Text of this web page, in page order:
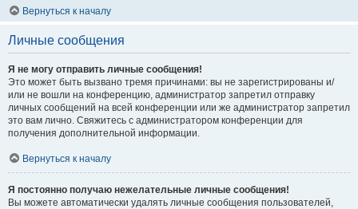
Вернуться к началу
Личные сообщения
Я не могу отправить личные сообщения!
Это может быть вызвано тремя причинами: вы не зарегистрированы и/
или не вошли на конференцию, администратор запретил отправку
личных сообщений на всей конференции или же администратор запретил
это вам лично. Свяжитесь с администратором конференции для
получения дополнительной информации.
Вернуться к началу
Я постоянно получаю нежелательные личные сообщения!
Вы можете автоматически удалять личные сообщения пользователей,